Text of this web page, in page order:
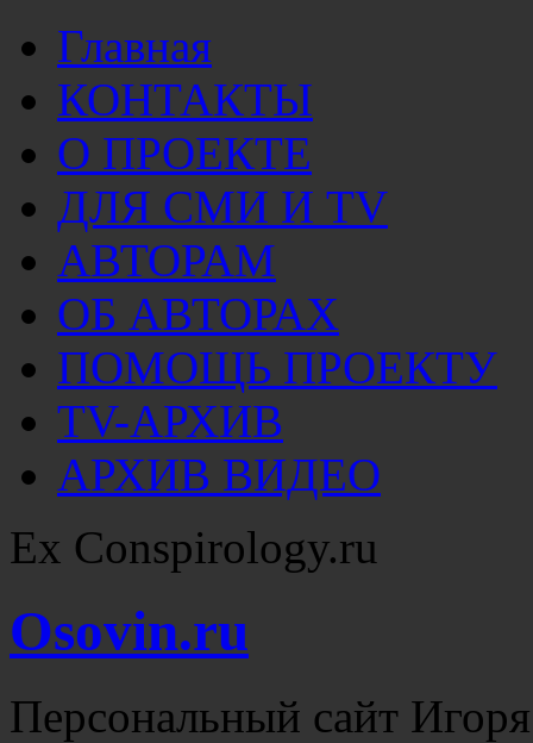
Главная
КОНТАКТЫ
О ПРОЕКТЕ
ДЛЯ СМИ И TV
АВТОРАМ
ОБ АВТОРАХ
ПОМОЩЬ ПРОЕКТУ
TV-АРХИВ
АРХИВ ВИДЕО
Ex Conspirology.ru
Osovin.ru
Персональный сайт